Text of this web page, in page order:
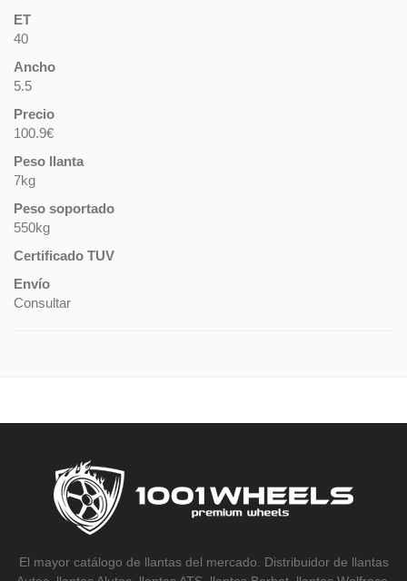
ET
40
Ancho
5.5
Precio
100.9€
Peso llanta
7kg
Peso soportado
550kg
Certificado TUV
Envío
Consultar
El mayor catálogo de llantas del mercado. Distribuidor de llantas